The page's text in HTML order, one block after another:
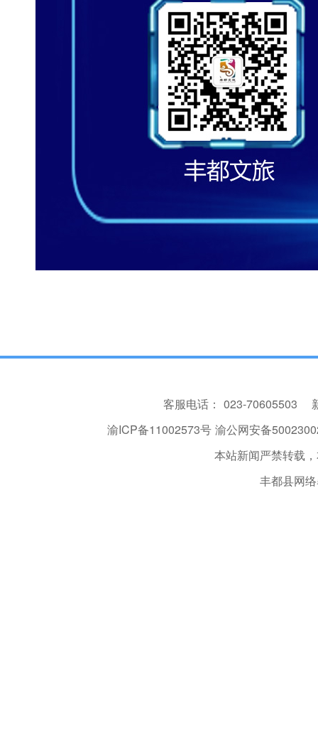
客服电话： 023-70605503
渝ICP备11002573号 渝公网安备
本站新闻严禁转载
丰都县网